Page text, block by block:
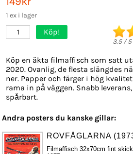
1 ex i lager
1 Köp!
3.5/5
Köp en äkta filmaffisch som satt
2020. Ovanlig, de flesta slängdes
ner. Papper och färger i hög
rama in på väggen. Snabb
spårbart.
Andra posters du kanske gillar:
ROVFÅGLARNA
Filmaffisch 32x70cm fint